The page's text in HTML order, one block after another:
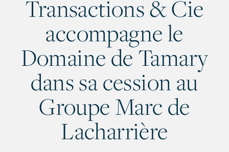
Transactions & Cie
accompagne le
Domaine de Tamary
dans sa cession au
Groupe Marc de
Lacharrière